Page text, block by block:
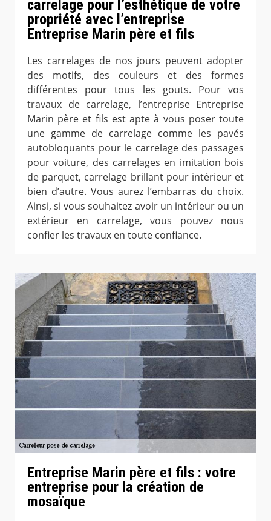
carrelage pour l’esthétique de votre
propriété avec l’entreprise
Entreprise Marin père et fils
Les carrelages de nos jours peuvent adopter
des motifs, des couleurs et des formes
différentes pour tous les gouts. Pour vos
travaux de carrelage, l’entreprise Entreprise
Marin père et fils est apte à vous poser toute
une gamme de carrelage comme les pavés
autobloquants pour le carrelage des passages
pour voiture, des carrelages en imitation bois
de parquet, carrelage brillant pour intérieur et
bien d’autre. Vous aurez l’embarras du choix.
Ainsi, si vous souhaitez avoir un intérieur ou un
extérieur en carrelage, vous pouvez nous
confier les travaux en toute confiance.
Entreprise Marin père et fils : votre
entreprise pour la création de
mosaïque